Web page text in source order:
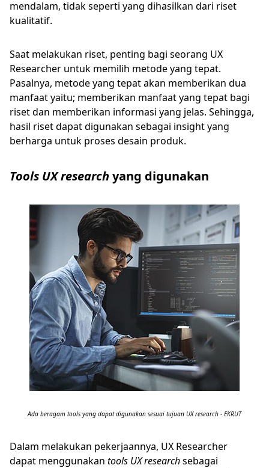
mendalam, tidak seperti yang dihasilkan dari riset
kualitatif.
Saat melakukan riset, penting bagi seorang UX
Researcher untuk memilih metode yang tepat.
Pasalnya, metode yang tepat akan memberikan dua
manfaat yaitu; memberikan manfaat yang tepat bagi
riset dan memberikan informasi yang jelas. Sehingga,
hasil riset dapat digunakan sebagai insight yang
berharga untuk proses desain produk.
Tools UX research yang digunakan
Ada beragam tools yang dapat digunakan sesuai tujuan UX research - EKRUT
Dalam melakukan pekerjaannya, UX Researcher
dapat menggunakan tools UX researchsebagai